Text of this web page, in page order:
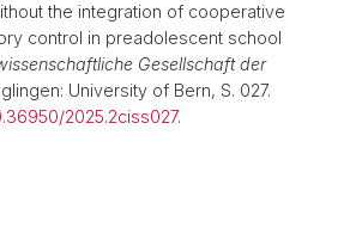
the integration of cooperative
control in preadolescent school
Gesellschaft der
University of Bern, S. 027.
2025.2ciss027.